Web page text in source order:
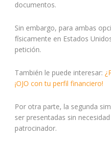
documentos.
Sin embargo, para ambas
físicamente en Estados
petición.
También le puede interesar:
¡OJO con tu perfil financiero!
Por otra parte, la segunda
ser presentadas sin
patrocinador.